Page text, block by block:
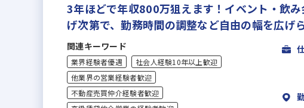
3年ほどで年収800万狙えます！イベント・飲
げ次第で、勤務時間の調整など自由の幅を広げ
関連キーワード
業界経験者優遇
社会人経験10年以上歓迎
他業界の営業経験者歓迎
不動産売買仲介経験者歓迎